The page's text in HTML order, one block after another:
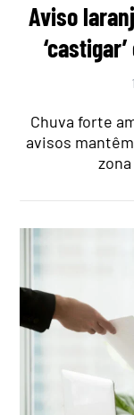
Aviso
Chuva forte
avisos